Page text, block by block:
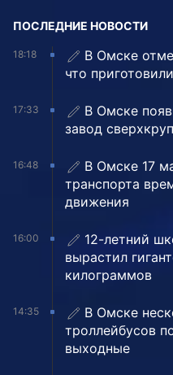
ПОСЛЕДНИЕ НОВОСТИ
18:18
В Омске
что
17:33
В Омске
завод
16:48
В Омске 17
транспорта
движения
16:00
12-летний
вырастил
килограммов
14:35
В Омске
троллейбусов
выходные